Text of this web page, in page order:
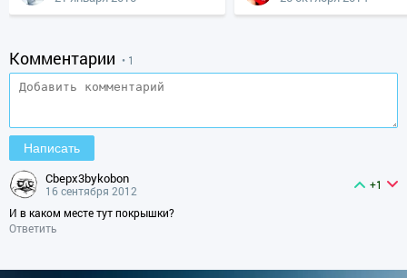
Комментарии • 1
cbepx3bykobon
16 сентября 2012
+1
И в каком месте тут покрышки?
Ответить